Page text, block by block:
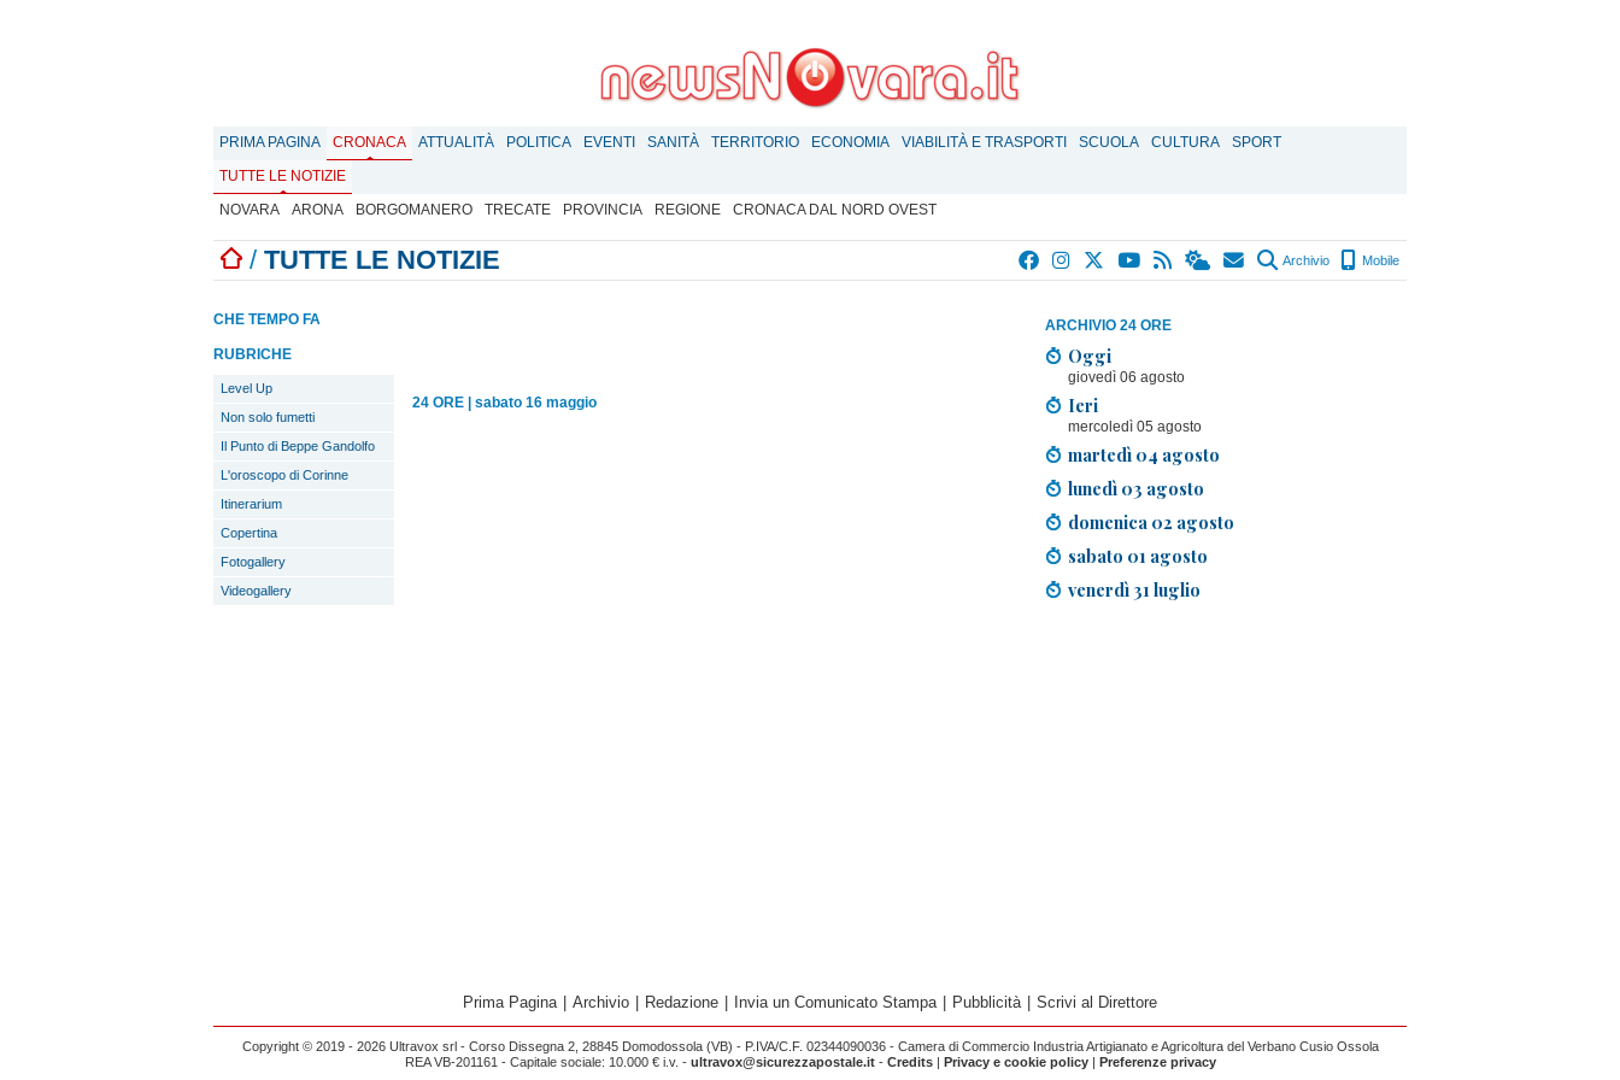
PRIMA PAGINA CRONACA ATTUALITÀ POLITICA EVENTI SANITÀ TERRITORIO ECONOMIA VIABILITÀ E TRASPORTI SCUOLA CULTURA
SPORT
TUTTE LE NOTIZIE
NOVARA
ARONA BORGOMANERO TRECATE PROVINCIA REGIONE CRONACA DAL NORD OVEST
/ TUTTE LE NOTIZIE Archivio Mobile
ARCHIVIO 24 ORE
Oggi
giovedì 06 agosto
Ieri
mercoledì 05 agosto
martedì 04 agosto
lunedì 03 agosto
domenica 02 agosto
sabato 01 agosto
venerdì 31 luglio
CHE TEMPO FA
RUBRICHE
Level Up
Non solo fumetti
Il Punto di Beppe Gandolfo
L'oroscopo di Corinne
Itinerarium
Copertina
Fotogallery
Videogallery
24 ORE sabato 16 maggio
Prima Pagina Archivio Redazione Invia un Comunicato Stampa Pubblicità Scrivi al Direttore
Copyright © 2019 - 2026 Ultravox srl - Corso Dissegna 2, 28845 Domodossola (VB) - P.IVA/C.F. 02344090036 - Camera di Commercio Industria Artigianato e Agricoltura del Verbano Cusio Ossola
REA VB-201161 - Capitale sociale: 10.000 € i.v. - ultravox@sicurezzapostale.it- Credits| Privacy e cookie policy| Preferenze privacy